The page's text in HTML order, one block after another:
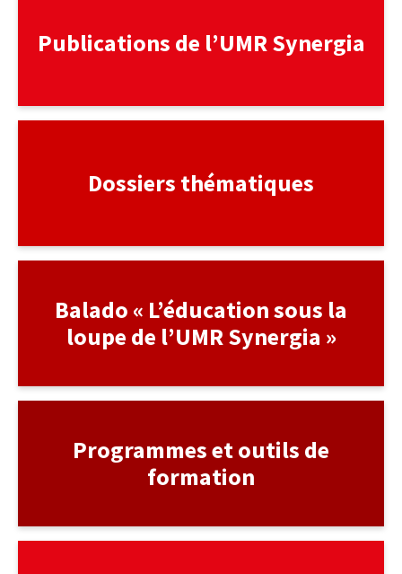
Publications de l’UMR Synergia
Dossiers thématiques
Balado « L’éducation sous la
loupe de l’UMR Synergia »
Programmes et outils de
formation